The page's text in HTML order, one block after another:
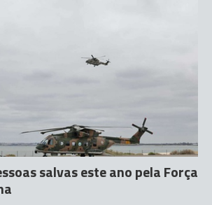
salvas este ano pela Força